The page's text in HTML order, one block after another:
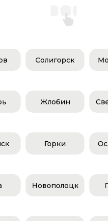
Солигорск
Жлобин
Горки
Новополоцк